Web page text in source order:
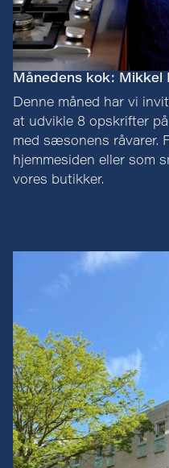
Månedens kok: Mikkel
Denne måned har vi
at udvikle 8 opskrifter
med sæsonens råvarer.
hjemmesiden eller som
vores butikker.